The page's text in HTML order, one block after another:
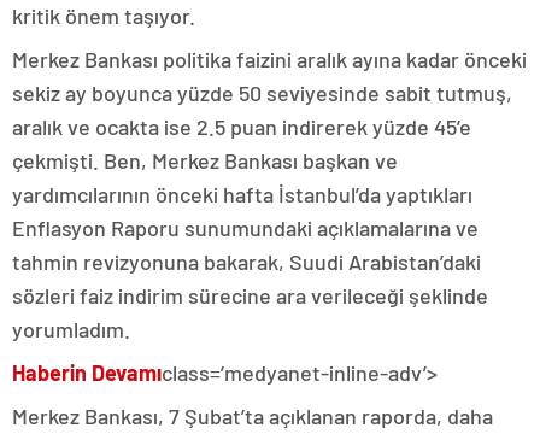
kritik önem taşıyor.
Merkez Bankası politika faizini aralık ayına kadar önceki
sekiz ay boyunca yüzde 50 seviyesinde sabit tutmuş,
aralık ve ocakta ise 2.5 puan indirerek yüzde 45’e
çekmişti. Ben, Merkez Bankası başkan ve
yardımcılarının önceki hafta İstanbul’da yaptıkları
Enflasyon Raporu sunumundaki açıklamalarına ve
tahmin revizyonuna bakarak, Suudi Arabistan’daki
sözleri faiz indirim sürecine ara verileceği şeklinde
yorumladım.
Haberin Devamıclass=’medyanet-inline-adv’>
Merkez Bankası, 7 Şubat’ta açıklanan raporda, daha